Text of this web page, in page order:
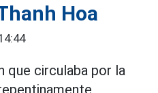
Hoa
que circulaba por la